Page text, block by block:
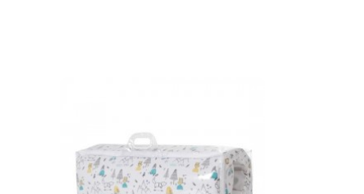
Ajouter au panier